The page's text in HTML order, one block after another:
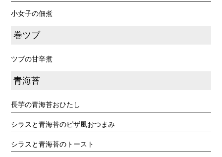
小女子の佃煮
巻ツブ
ツブの甘辛煮
青海苔
長芋の青海苔おひたし
シラスと青海苔のピザ風おつまみ
シラスと青海苔のトースト